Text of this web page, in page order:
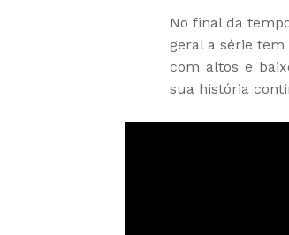
No final da
geral a série
com altos e
sua história